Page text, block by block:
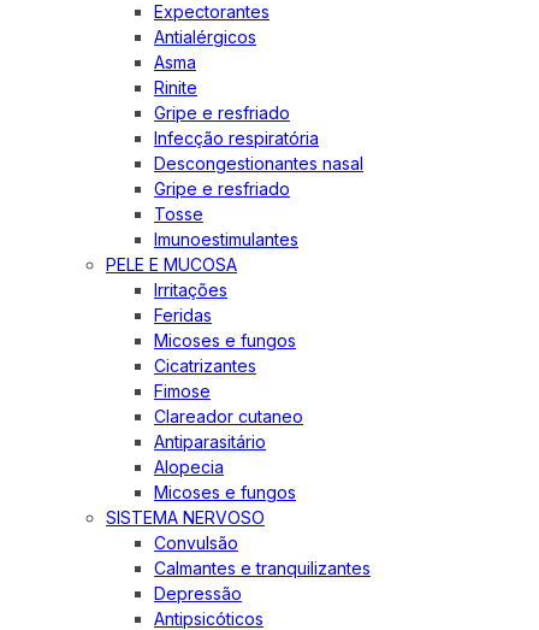
Expectorantes
Antialérgicos
Asma
Rinite
Gripe e resfriado
Infecção respiratória
Descongestionantes nasal
Gripe e resfriado
Tosse
Imunoestimulantes
PELE E MUCOSA
Irritações
Feridas
Micoses e fungos
Cicatrizantes
Fimose
Clareador cutaneo
Antiparasitário
Alopecia
Micoses e fungos
SISTEMA NERVOSO
Convulsão
Calmantes e tranquilizantes
Depressão
Antipsicóticos